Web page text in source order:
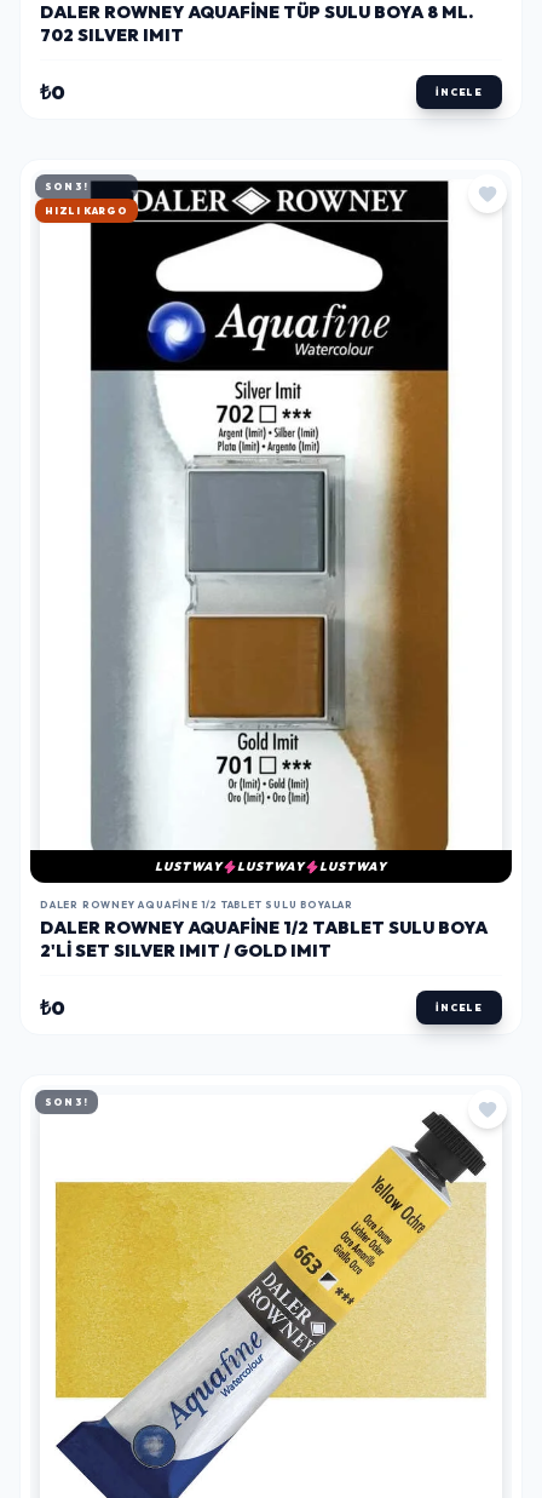
DALER ROWNEY AQUAFINE TÜP SULU BOYA 8 ML.
702 SILVER IMIT
₺0 İNCELE
SON 3!
HIZLI KARGO
LUSTWAY LUSTWAY LUSTWAY
DALER ROWNEY AQUAFINE 1/2 TABLET SULU BOYALAR
DALER ROWNEY AQUAFINE 1/2 TABLET SULU BOYA
2'LI SET SILVER IMIT / GOLD IMIT
₺0 İNCELE
SON 3!